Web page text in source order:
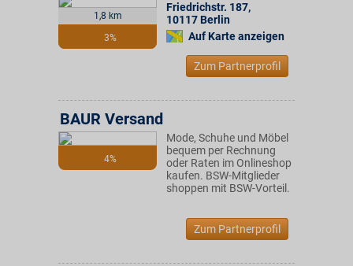
1,8 km
3%
Friedrichstr. 187,
10117 Berlin
Auf Karte anzeigen
Zum Partnerprofil
4%
BAUR Versand
Mode, Schuhe und Möbel
bequem per Rechnung
oder Raten im Onlineshop
kaufen. BSW-Mitglieder
shoppen mit BSW-Vorteil.
Zum Partnerprofil